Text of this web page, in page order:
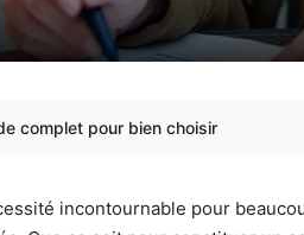
complet pour bien choisir
incontournable pour